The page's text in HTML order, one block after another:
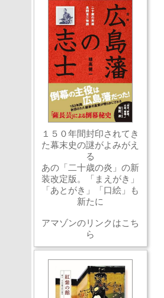
１５０年間封印されてき
た幕末史の謎がよみがえ
る
あの「二十歳の炎」の新
装改定版。「まえがき」
「あとがき」「口絵」も
新たに
アマゾンのリンクはこち
ら